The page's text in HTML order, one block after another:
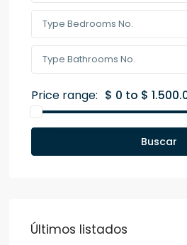
Price range: $ 0 to $
Buscar
Últimos listados